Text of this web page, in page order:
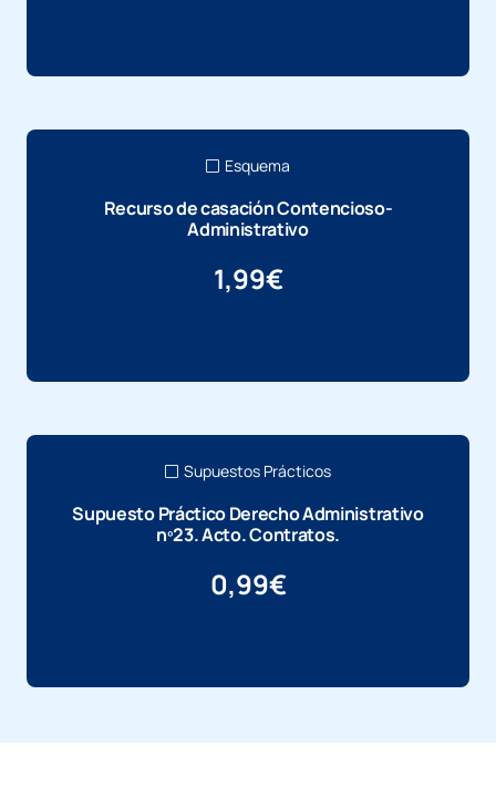
Esquema
Recurso de casación Contencioso-
Administrativo
1,99€
Supuestos Prácticos
Supuesto Práctico Derecho Administrativo
nº23. Acto. Contratos.
0,99€